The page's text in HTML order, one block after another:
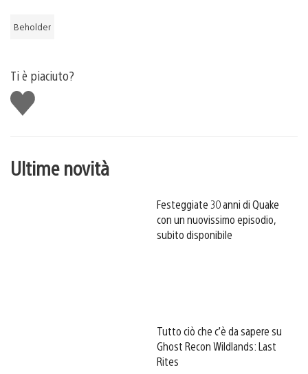
Beholder
Ti è piaciuto?
Mi
piace
Ultime novità
Festeggiate 30 anni di Quake
con un nuovissimo episodio,
subito disponibile
Tutto ciò che c’è da sapere su
Ghost Recon Wildlands: Last
Rites